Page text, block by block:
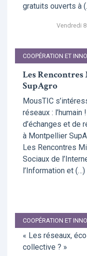
gratuits ouverts à
Vendredi
COOPÉRATION ET
Les
SupAgro
MousTIC
réseaux :
d’échanges et de
à Montpellier
Les Rencontres
Sociaux de
l’Information et (…)
COOPÉRATION ET
« Les réseaux,
collective ? »